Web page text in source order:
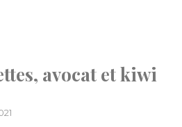
avocat et kiwi